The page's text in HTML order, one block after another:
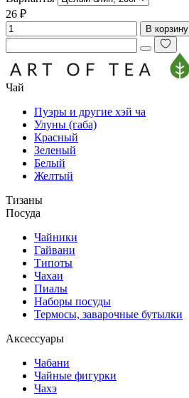
26 ₽
В корзину
Чай
Пуэры и другие хэй ча
Улуны (габа)
Красный
Зеленый
Белый
Желтый
Тизаны
Посуда
Чайники
Гайвани
Типоты
Чахаи
Пиалы
Наборы посуды
Термосы, заварочные бутылки
Аксессуары
Чабани
Чайные фигурки
Чахэ